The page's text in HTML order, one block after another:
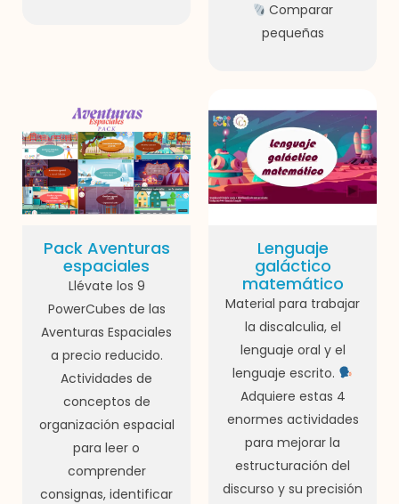
Comparar
pequeñas
Pack Aventuras
espaciales
Llévate los 9
PowerCubes de las
Aventuras Espaciales
a precio reducido.
Actividades de
conceptos de
organización espacial
para leer o
comprender
consignas, identificar
Lenguaje
galáctico
matemático
Material para trabajar
la discalculia, el
lenguaje oral y el
lenguaje escrito.
Adquiere estas 4
enormes actividades
para mejorar la
estructuración del
discurso y su precisión